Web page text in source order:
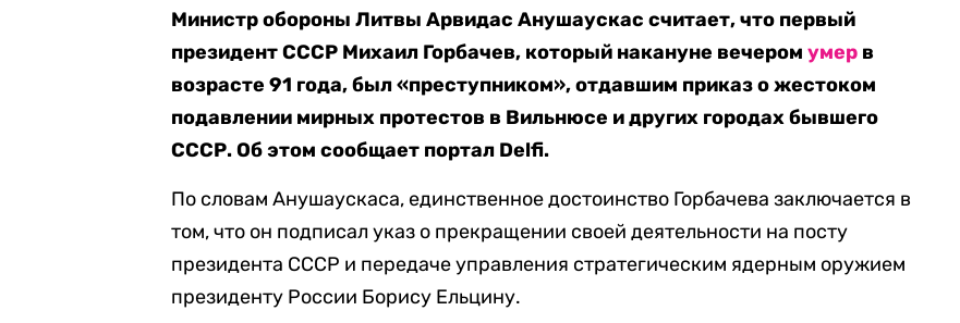
Министр обороны Литвы Арвидас Анушаускас считает, что первый
президент СССР Михаил Горбачев, который накануне вечеромумер в
возрасте 91 года, был «преступником», отдавшим приказ о жестоком
подавлении мирных протестов в Вильнюсе и других городах бывшего
СССР. Об этом сообщает портал Delfi.
По словам Анушаускаса, единственное достоинство Горбачева заключается в
том, что он подписал указ о прекращении своей деятельности на посту
президента СССР и передаче управления стратегическим ядерным оружием
президенту России Борису Ельцину.